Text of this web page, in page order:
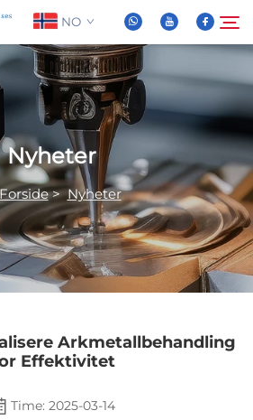
NO
Søk
Nyheter
>Nyheter
Arkmetallbehandling
Effektivitet
Time: 2025-03-14